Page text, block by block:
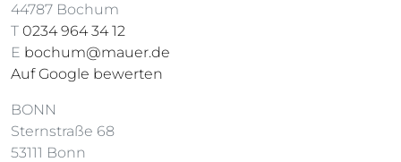
44787 Bochum
T 0234 964 34 12
E bochum@mauer.de
Auf Google bewerten
BONN
Sternstraße 68
53111 Bonn